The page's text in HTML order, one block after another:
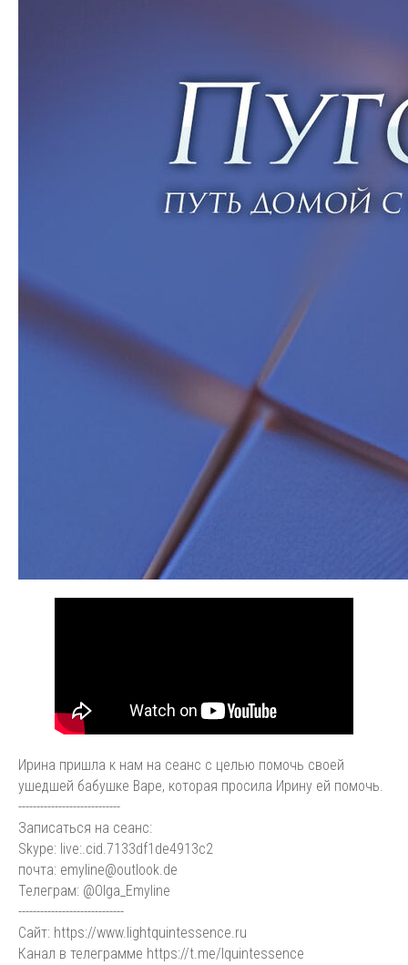
Ирина пришла к нам на сеанс с целью помочь своей
ушедшей бабушке Варе, которая просила Ирину ей помочь.
----------------------------
Записаться на сеанс:
Skype: live:.cid.7133df1de4913c2
почта: emyline@outlook.de
Телеграм: @Olga_Emyline
-----------------------------
Сайт: https://www.lightquintessence.ru
Канал в телеграмме https://t.me/lquintessence